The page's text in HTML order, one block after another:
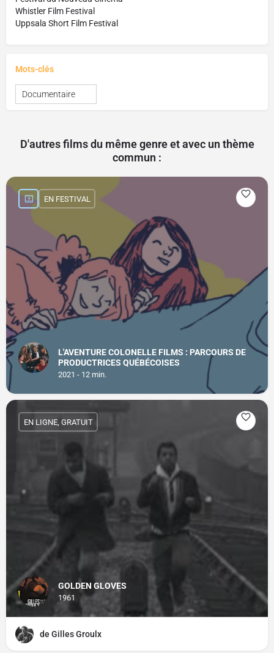
Whistler Film Festival
Uppsala Short Film Festival
Mots-clés
Documentaire
D'autres films du même genre et avec un thème
commun :
L'AVENTURE COLONELLE FILMS : PARCOURS DE
PRODUCTRICES QUÉBÉCOISES
2021 - 12 min.
EN FESTIVAL
GOLDEN GLOVES
1961
EN LIGNE, GRATUIT
de Gilles Groulx